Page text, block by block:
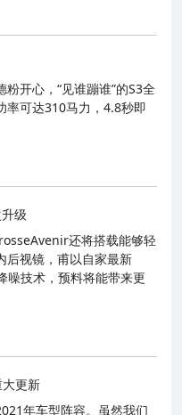
开心，“见谁蹦谁”的S3全
率可达310马力，4.8秒即
级
还将搭载能够轻
后视镜，甫以自家最新
技术，预料将能带来更
更新
年车型阵容。虽然我们